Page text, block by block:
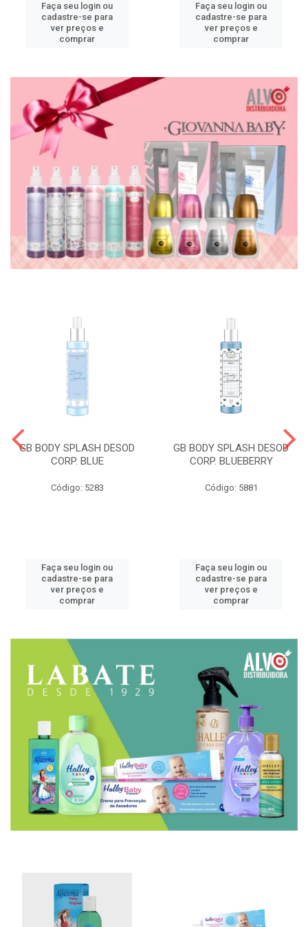
Faça seu login ou
cadastre-se para
ver preços e
comprar
Faça seu login ou
cadastre-se para
ver preços e
comprar
GB BODY SPLASH DESOD
CORP. BLUE
Código: 5283
Faça seu login ou
cadastre-se para
ver preços e
comprar
GB BODY SPLASH DESOD
CORP. BLUEBERRY
Código: 5881
Faça seu login ou
cadastre-se para
ver preços e
comprar